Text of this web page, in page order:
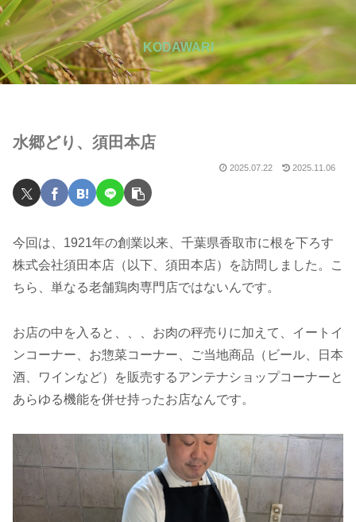
KODAWARI
水郷どり、須田本店
2025.07.22 2025.11.06
今回は、1921年の創業以来、千葉県香取市に根を下ろす
株式会社須田本店（以下、須田本店）を訪問しました。こ
ちら、単なる老舗鶏肉専門店ではないんです。
お店の中を入ると、、、お肉の秤売りに加えて、イートイ
ンコーナー、お惣菜コーナー、ご当地商品（ビール、日本
酒、ワインなど）を販売するアンテナショップコーナーと
あらゆる機能を併せ持ったお店なんです。